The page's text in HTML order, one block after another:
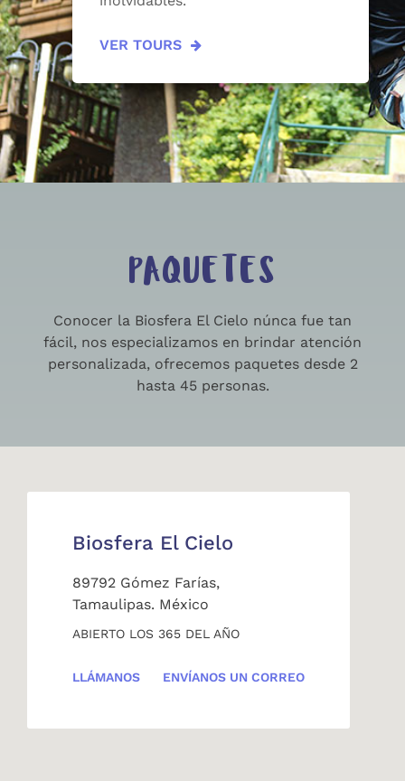
VER TOURS
PAQUETES
Conocer la Biosfera El Cielo núnca fue tan
fácil, nos especializamos en brindar atención
personalizada, ofrecemos paquetes desde 2
hasta 45 personas.
Biosfera El Cielo
89792 Gómez Farías,
Tamaulipas. México
ABIERTO LOS 365 DEL AÑO
LLÁMANOS ENVÍANOS UN CORREO